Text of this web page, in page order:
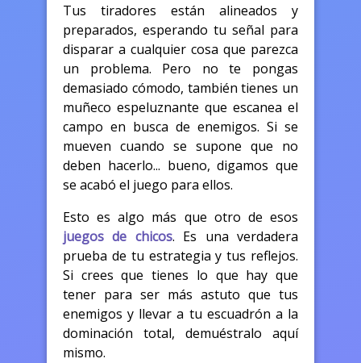
Tus tiradores están alineados y
preparados, esperando tu señal para
disparar a cualquier cosa que parezca
un problema. Pero no te pongas
demasiado cómodo, también tienes un
muñeco espeluznante que escanea el
campo en busca de enemigos. Si se
mueven cuando se supone que no
deben hacerlo... bueno, digamos que
se acabó el juego para ellos.
Esto es algo más que otro de esos
juegos de chicos. Es una verdadera
prueba de tu estrategia y tus reflejos.
Si crees que tienes lo que hay que
tener para ser más astuto que tus
enemigos y llevar a tu escuadrón a la
dominación total, demuéstralo aquí
mismo.